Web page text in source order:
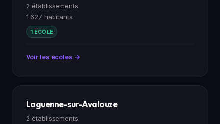
2 établissements
1 627 habitants
1 ÉCOLE
Voir les écoles →
Laguenne-sur-Avalouze
2 établissements